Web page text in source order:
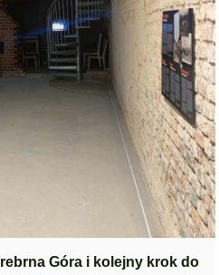
Góra i kolejny krok do